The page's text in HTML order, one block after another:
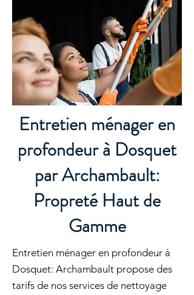
Entretien ménager en
profondeur à Dosquet
par Archambault:
Propreté Haut de
Gamme
Entretien ménager en profondeur à
Dosquet: Archambault propose des
tarifs de nos services de nettoyage